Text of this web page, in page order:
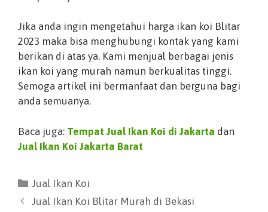
Jika anda ingin mengetahui harga ikan koi Blitar
2023 maka bisa menghubungi kontak yang kami
berikan di atas ya. Kami menjual berbagai jenis
ikan koi yang murah namun berkualitas tinggi.
Semoga artikel ini bermanfaat dan berguna bagi
anda semuanya.
Baca juga: Tempat Jual Ikan Koi di Jakarta dan
Jual Ikan Koi Jakarta Barat
Jual Ikan Koi
Jual Ikan Koi Blitar Murah di Bekasi